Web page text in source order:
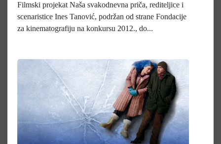
Filmski projekat Naša svakodnevna priča, rediteljice i
scenaristice Ines Tanović, podržan od strane Fondacije
za kinematografiju na konkursu 2012., do...